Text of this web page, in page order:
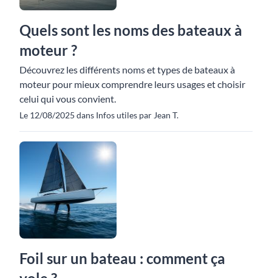
Quels sont les noms des bateaux à
moteur ?
Découvrez les différents noms et types de bateaux à
moteur pour mieux comprendre leurs usages et choisir
celui qui vous convient.
Le 12/08/2025 dans Infos utiles par Jean T.
Foil sur un bateau : comment ça